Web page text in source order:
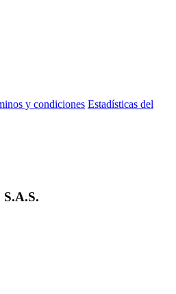
y condiciones Estadísticas del
S.A.S.